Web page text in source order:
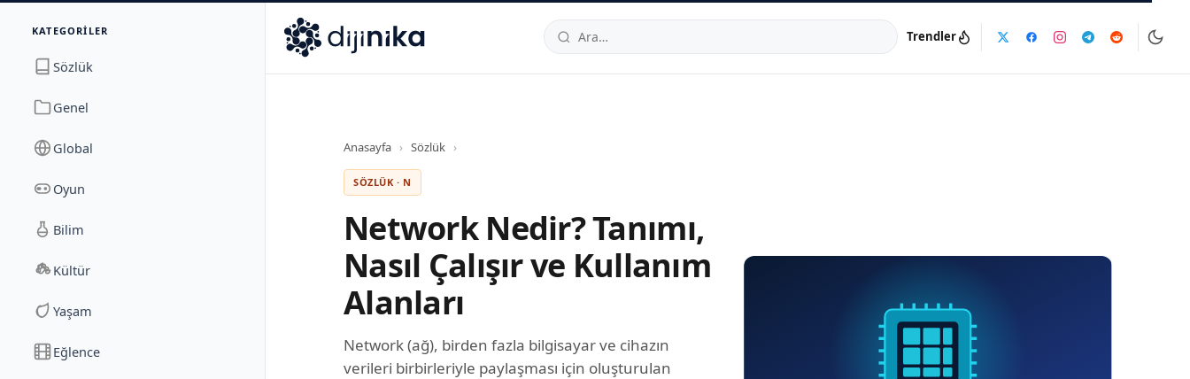
KATEGORILER
Sözlük
Genel
Global
Oyun
Bilim
Kültür
Yaşam
Eğlence
İletişim
Dijinika Avrasya Cad. Sitesi B Blok No: 17/2A, Marmara Mahallesi 34520TRTelefon:0850 444 30 49E-posta:info@dijinika.net
Trendler
Anasayfa › Sözlük ›
SÖZLÜK · N
Network Nedir? Tanımı,
Nasıl Çalışır ve Kullanım
Alanları
Network (ağ), birden fazla bilgisayar ve cihazın
verileri birbirleriyle paylaşması için oluşturulan